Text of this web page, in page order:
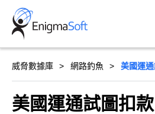
Skip
content
威脅數據庫 網路釣魚 美國運
美國運通試圖扣